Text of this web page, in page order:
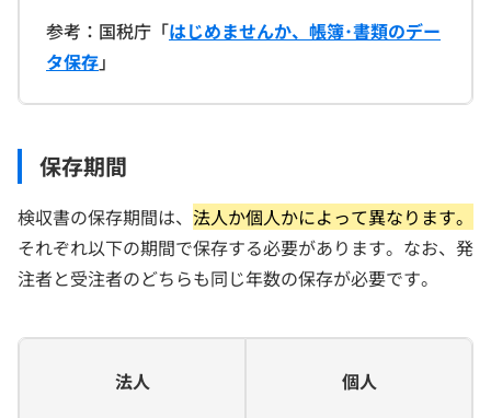
参考：国税庁「はじめませんか、帳簿･書類のデー
タ保存」
保存期間
検収書の保存期間は、 法人か個人かによって異なります。
それぞれ以下の期間で保存する必要があります。なお、発
注者と受注者のどちらも同じ年数の保存が必要です。
法人 個人